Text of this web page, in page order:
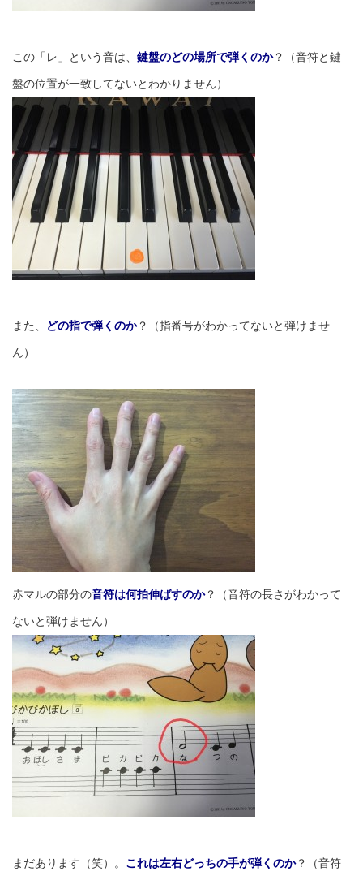
この「レ」という音は、 鍵盤のどの場所で弾くのか？（音符と鍵
盤の位置が一致してないとわかりません）
また、 どの指で弾くのか？（指番号がわかってないと弾けませ
ん）
赤マルの部分の音符は何拍伸ばすのか？（音符の長さがわかって
ないと弾けません）
まだあります（笑）。 これは左右どっちの手が弾くのか？（音符